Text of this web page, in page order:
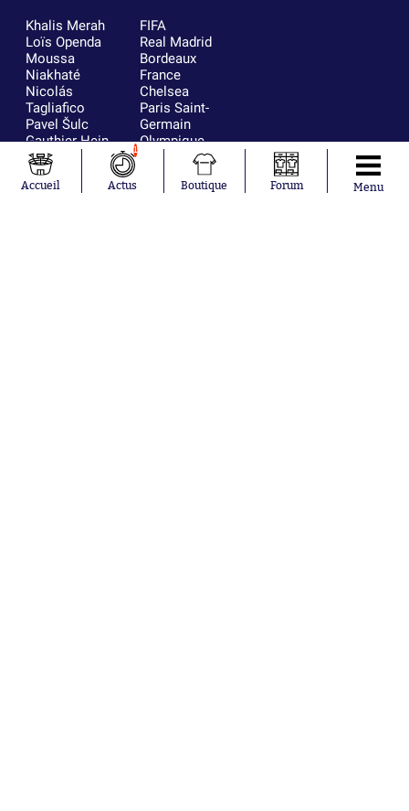
Khalis Merah
Loïs Openda
Moussa
Niakhaté
Nicolás
Tagliafico
Pavel Šulc
Gauthier Hein
Lionel Messi
Gonzalo
García Torres
FIFA
Real Madrid
Bordeaux
France
Chelsea
Paris Saint-
Germain
Olympique
RC Strasbourg
Accueil
1
Actus Boutique Forum Menu